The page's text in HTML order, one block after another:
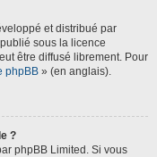
et distribué par
sous la licence
être diffusé librement. Pour
phpBB » (en anglais).
?
phpBB Limited. Si vous